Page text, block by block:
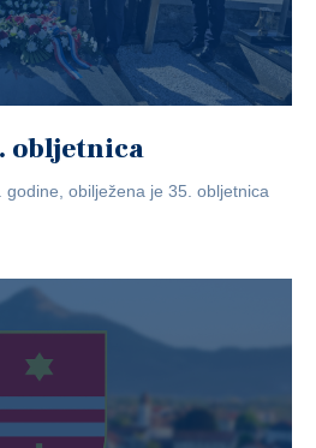
obljetnica
obilježena je 35. obljetnica